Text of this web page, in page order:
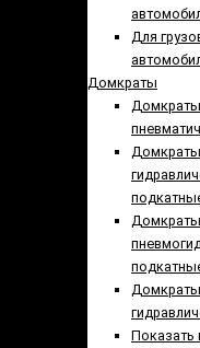
Для
Домкраты
Домкраты
Домкраты
Домкраты
Показать